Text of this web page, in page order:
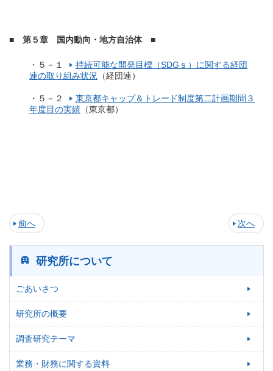
■ 第５章 国内動向・地方自治体 ■
・５－１
持続可能な開発目標（SDGｓ）に関する経団
連の取り組み状況 （経団連）
・５－２
東京都キャップ＆トレード制度第二計画期間３
年度目の実績 （東京都）
前へ 次へ
研究所について
ごあいさつ
研究所の概要
調査研究テーマ
業務・財務に関する資料